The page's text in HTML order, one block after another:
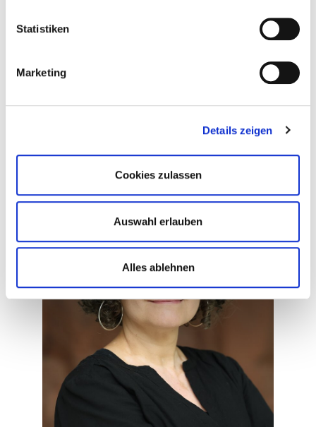
Statistiken
Marketing
Details zeigen
Cookies zulassen
Auswahl erlauben
Alles ablehnen
(0421) 497 79051